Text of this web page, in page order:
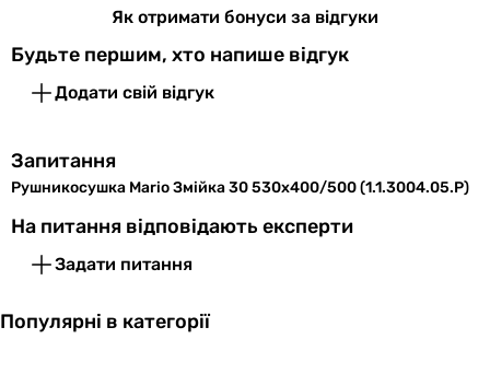
Як отримати бонуси за відгуки
Будьте першим, хто напише відгук
Додати свій відгук
Запитання
Рушникосушка Mario Змійка 30 530х400/500 (1.1.3004.05.P)
На питання відповідають експерти
Задати питання
Популярні в категорії